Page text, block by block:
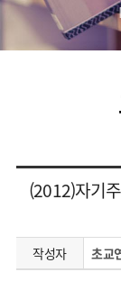
(2012)자기
작성자 초교